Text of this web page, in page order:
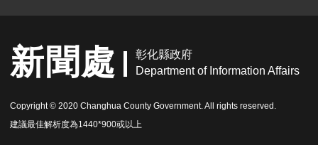
新聞處
彰化縣政府
Department of Information Affairs
Copyright © 2020 Changhua County Government. All rights reserved.
建議最佳解析度為1440*900或以上